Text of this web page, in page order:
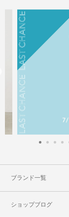
ブランド一覧
ショップブログ